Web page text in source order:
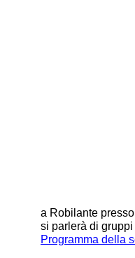
a Robilante
si parlerà di
Programma della